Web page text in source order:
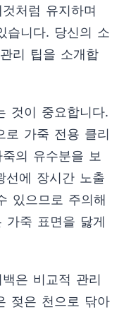
처럼 유지하며
습니다. 당신의 소
리 팁을 소개합
것이 중요합니다.
로 가죽 전용 클리
의 유수분을 보
선에 장시간 노출
있으므로 주의해
가죽 표면을 닳게
은 비교적 관리
젖은 천으로 닦아